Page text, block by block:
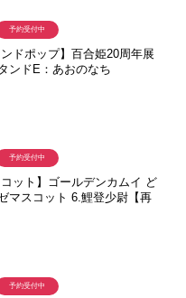
ンドポップ】百合姫20周年展
ンドE：あおのなち
予約受付中
コット】ゴールデンカムイ ど
マスコット 6.鯉登少尉【再
予約受付中
予約受付中